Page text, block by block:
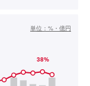
単位： %・億円